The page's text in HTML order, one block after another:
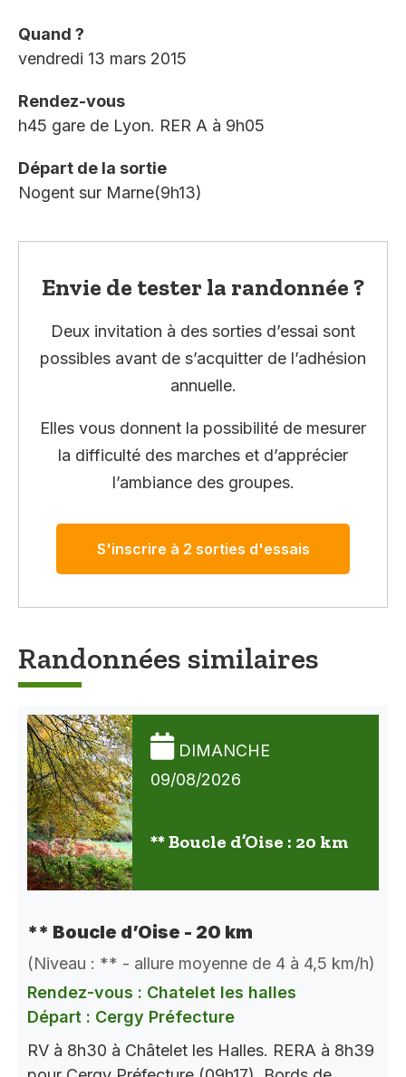
Quand ?
vendredi 13 mars 2015
Rendez-vous
h45 gare de Lyon. RER A à 9h05
Départ de la sortie
Nogent sur Marne(9h13)
Envie de tester la randonnée ?
Deux invitation à des sorties d’essai sont
possibles avant de s’acquitter de l’adhésion
annuelle.
Elles vous donnent la possibilité de mesurer
la difficulté des marches et d’apprécier
l’ambiance des groupes.
S'inscrire à 2 sorties d'essais
Randonnées similaires
DIMANCHE
09/08/2026
** Boucle d’Oise : 20 km
** Boucle d’Oise - 20 km
(Niveau : ** - allure moyenne de 4 à 4,5 km/h)
Rendez-vous : Chatelet les halles
Départ : Cergy Préfecture
RV à 8h30 à Châtelet les Halles. RERA à 8h39